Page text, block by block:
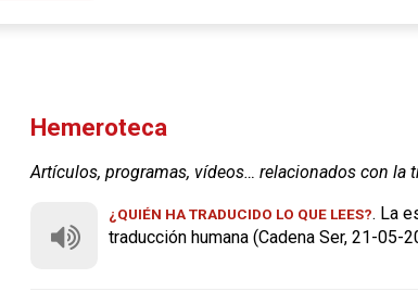
Hemeroteca
Artículos, programas, vídeos… relacionados con la
¿QUIÉN HA TRADUCIDO LO QUE LEES?. La
traducción humana (Cadena Ser, 21-05-